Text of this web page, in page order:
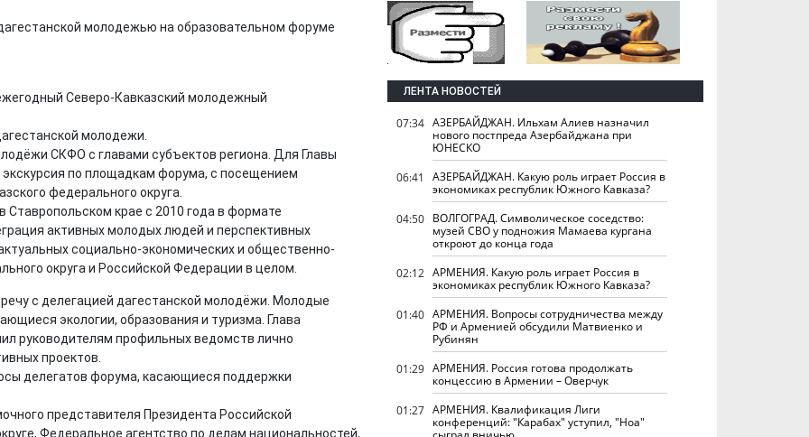
Северо-Кавказский молодежный
молодежи.
СКФО с главами субъектов региона. Для Главы
по площадкам форума, с посещением
федерального округа.
крае с 2010 года в формате
активных молодых людей и перспективных
социально-экономических и общественно-
округа и Российской Федерации в целом.
с делегацией дагестанской молодёжи. Молодые
экологии, образования и туризма. Глава
руководителям профильных ведомств лично
проектов.
делегатов форума, касающиеся поддержки
представителя Президента Российской
Федеральное агентство по делам национальностей,
ЛЕНТА НОВОСТЕЙ
07:34 АЗЕРБАЙДЖАН. Ильхам Алиев назначил
нового постпреда Азербайджана при
ЮНЕСКО
06:41
АЗЕРБАЙДЖАН. Какую роль играет Россия в
экономиках республик Южного Кавказа?
04:50 ВОЛГОГРАД. Символическое соседство:
музей СВО у подножия Мамаева кургана
откроют до конца года
02:12 АРМЕНИЯ. Какую роль играет Россия в
экономиках республик Южного Кавказа?
01:40 АРМЕНИЯ. Вопросы сотрудничества между
РФ и Арменией обсудили Матвиенко и
Рубинян
01:29 АРМЕНИЯ. Россия готова продолжать
концессию в Армении – Оверчук
01:27 АРМЕНИЯ. Квалификация Лиги
конференций: "Карабах" уступил, "Ноа"